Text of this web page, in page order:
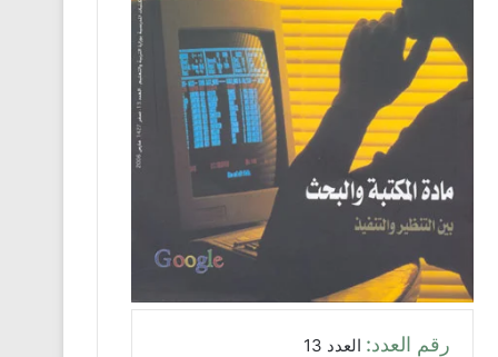
رقم العدد: العدد 13